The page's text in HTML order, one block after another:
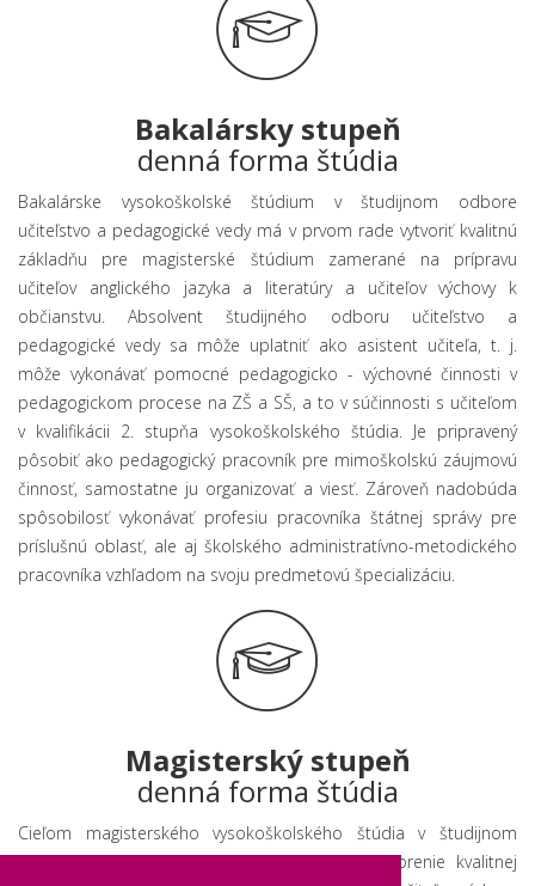
Bakalársky stupeň
denná forma štúdia
Bakalárske vysokoškolské štúdium v študijnom odbore
učiteľstvo a pedagogické vedy má v prvom rade vytvoriť kvalitnú
základňu pre magisterské štúdium zamerané na prípravu
učiteľov anglického jazyka a literatúry a učiteľov výchovy k
občianstvu. Absolvent študijného odboru učiteľstvo a
pedagogické vedy sa môže uplatniť ako asistent učiteľa, t. j.
môže vykonávať pomocné pedagogicko - výchovné činnosti v
pedagogickom procese na ZŠ a SŠ, a to v súčinnosti s učiteľom
v kvalifikácii 2. stupňa vysokoškolského štúdia. Je pripravený
pôsobiť ako pedagogický pracovník pre mimoškolskú záujmovú
činnosť, samostatne ju organizovať a viesť. Zároveň nadobúda
spôsobilosť vykonávať profesiu pracovníka štátnej správy pre
príslušnú oblasť, ale aj školského administratívno-metodického
pracovníka vzhľadom na svoju predmetovú špecializáciu.
Magisterský stupeň
denná forma štúdia
Cieľom magisterského vysokoškolského štúdia v študijnom
odbore učiteľstvo a pedagogické vedy je vytvorenie kvalitnej